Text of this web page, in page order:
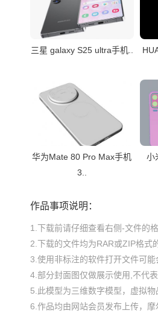
三星 galaxy S25 ultra手机..
华为Mate 80 Pro Max手机
3..
小
作品事项说明：
1.下载前请仔细查看右侧-文件的
2.下载的文件均为RAR或ZIP格式
3.使用非标注的软件打开文件可
4.部分封面图仅做展示使用,不代
5.此模型为三维数字模型，虚拟